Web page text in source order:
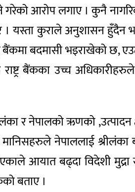
गरेको आरोप लगाए । कुनै
कुराले अनुशासन हुँदैन भन्दै
बैंकमा बदमासी भइराखेको छ,
बैंकका उच्च अधिकारीहरुले
र नेपालको ऋणको ,उत्पादन
मानिसहरुले नेपाललाई
आयात बढ्दा विदेशी मुद्रा
बताए ।